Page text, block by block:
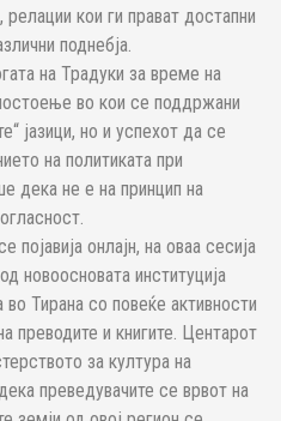
кои ги прават достапни
поднебја.
на Традуки за време на
во кои се поддржани
јазици, но и успехот да се
на политиката при
дека не е на принцип на
онлајн, на оваа сесија
новоосновата институција
Тирана со повеќе активности
преводите и книгите. Центарот
за култура на
преведувачите се врвот на